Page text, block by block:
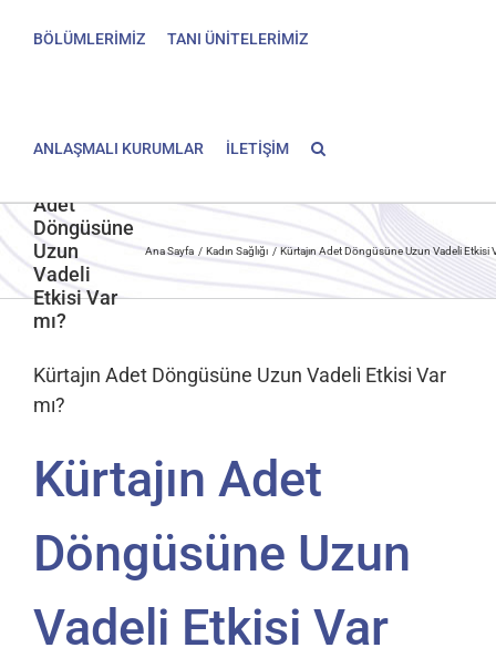
BÖLÜMLERİMİZ TANI ÜNİTELERİMİZ
ANLAŞMALI KURUMLAR İLETİŞİM
Adet
Döngüsüne
Uzun
Vadeli
Etkisi Var
mı?
Ana Sayfa Kadın Sağlığı Kürtajın Adet Döngüsüne Uzun Vadeli Etkisi
Kürtajın Adet Döngüsüne Uzun Vadeli Etkisi Var
mı?
Kürtajın Adet
Döngüsüne Uzun
Vadeli Etkisi Var